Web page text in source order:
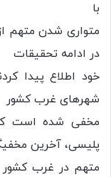
با
متواری شدن متهم
در ادامه تحقیقات
خود اطلاع پیدا
شهرهای غرب کشور
مخفی شده است كه
پلیسی، آخرین